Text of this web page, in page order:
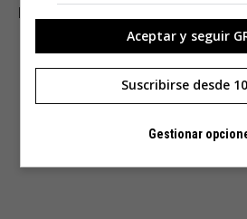
Nine Inch Nails también ha
más reciente:
Aceptar y seguir
Suscribirse desde
Gestionar